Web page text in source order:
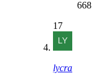
668
17
lycra